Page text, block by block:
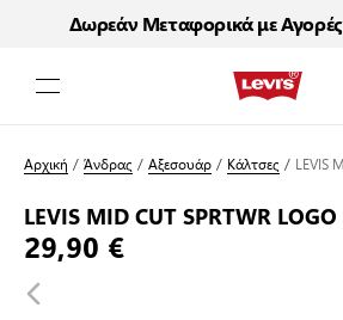
Δωρεάν Μεταφορικά με
Αρχική /Άνδρας /Αξεσουάρ/ Κάλτσες / LEVIS
LEVIS MID CUT SPRTWR
29,90 €